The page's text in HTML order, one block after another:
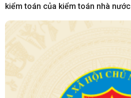
kiểm toán của kiểm toán nhà nước